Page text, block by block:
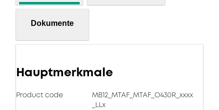
Dokumente
Hauptmerkmale
Product code
MB12_MTAF_MTAF_O430R_xxxx
_LLx